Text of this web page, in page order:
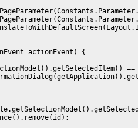
actionEvent) {
==